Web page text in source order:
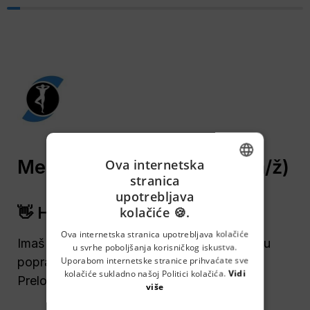
👋 Hej
Imaš mehaničarsko iskustvo i razumiješ se u
popravljanje strojeva? Hilding Anders u
Prelogu traži Mehaničar u održavanju. 👉
GERMAN
SERBIAN
Ova internetska
stranica
upotrebljava
kolačiće 🍪.
Ova internetska stranica upotrebljava kolačiće
u svrhe poboljšanja korisničkog iskustva.
Uporabom internetske stranice prihvaćate sve
kolačiće sukladno našoj Politici kolačića. Vidi
više